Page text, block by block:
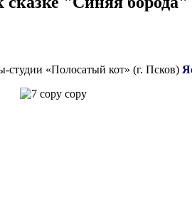
«Полосатый кот» (г. Псков)